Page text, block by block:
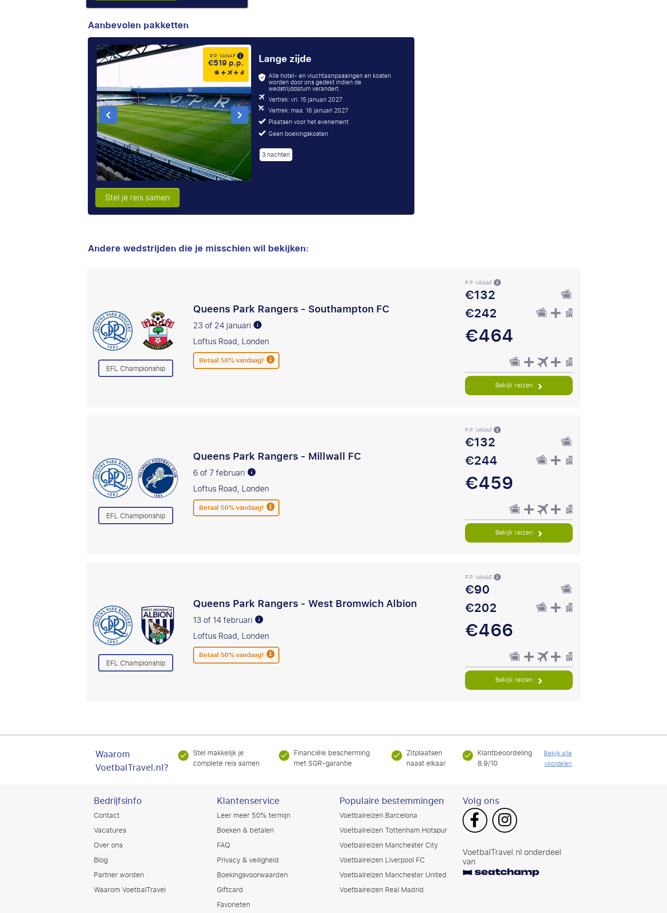
Aanbevolen pakketten
P.P. VANAF
€519 p.p. Lange zijde
Alle hotel- en vluchtaanpassingen en kosten
worden door ons gedekt indien de
wedstrijddatum verandert.
Vertrek: vri. 15 januari 2027
Vertrek: maa. 18 januari 2027
Plaatsen voor het evenement
Geen boekingskosten
3 nachten
Stel je reis samen
Andere wedstrijden die je misschien wil bekijken:
EFL Championship
Queens Park Rangers - Southampton FC
23 of 24 januari
Loftus Road, Londen
Betaal 50% vandaag!
P.P. VANAF
€132
€242
€464
Bekijk reizen
EFL Championship
Queens Park Rangers - Millwall FC
6 of 7 februari
Loftus Road, Londen
Betaal 50% vandaag!
P.P. VANAF
€132
€244
€459
Bekijk reizen
EFL Championship
Queens Park Rangers - West Bromwich Albion
13 of 14 februari
Loftus Road, Londen
Betaal 50% vandaag!
P.P. VANAF
€90
€202
€466
Bekijk reizen
Waarom
VoetbalTravel.nl?
Stel makkelijk je
complete reis samen
Financiële bescherming
met SGR-garantie
Zitplaatsen
naast elkaar
Klantbeoordeling
8.9/10
Bekijk alle
voordelen
Bedrijfsinfo
Contact
Vacatures
Over ons
Blog
Partner worden
Waarom VoetbalTravel
Klantenservice
Leer meer 50% termijn
Boeken & betalen
FAQ
Privacy & veiligheid
Boekingsvoorwaarden
Giftcard
Favorieten
Populaire bestemmingen
Voetbalreizen Barcelona
Voetbalreizen Tottenham Hotspur
Voetbalreizen Manchester City
Voetbalreizen Liverpool FC
Voetbalreizen Manchester United
Voetbalreizen Real Madrid
Volg ons
VoetbalTravel.nl onderdeel
van